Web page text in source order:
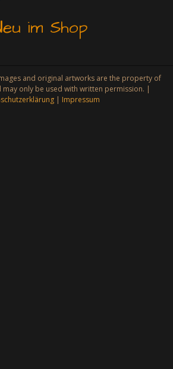
im Shop
artworks are the property of
may only be used with written permission. |
| Impressum